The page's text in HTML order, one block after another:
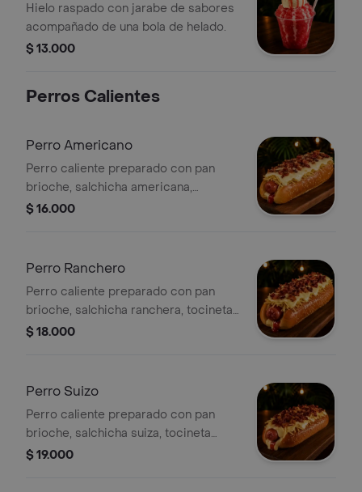
Hielo raspado con jarabe de sabores
acompañado de una bola de helado.
$ 13.000
Perros Calientes
Perro Americano
Perro caliente preparado con pan
brioche, salchicha americana,
tocineta crocante, queso mozzarella y
$ 16.000
Perro Ranchero
Perro caliente preparado con pan
brioche, salchicha ranchera, tocineta
crocante, queso mozzarella y papa
$ 18.000
Perro Suizo
Perro caliente preparado con pan
brioche, salchicha suiza, tocineta
crocante, queso mozzarella y papa
$ 19.000